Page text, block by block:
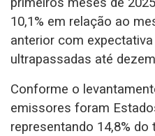
10,1% em relação ao
anterior com
ultrapassadas até
Conforme o
emissores foram
representando 14,8%